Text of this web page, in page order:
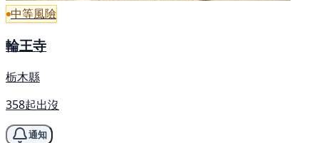
中等風險
輪王寺
栃木縣
358起出沒
通知